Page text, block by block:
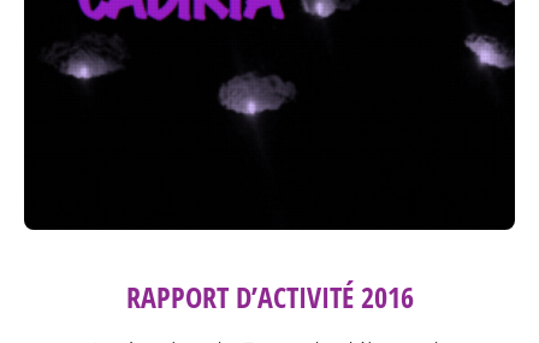
RAPPORT D’ACTIVITÉ 2016